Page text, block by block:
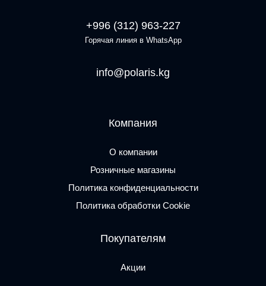
+996 (312) 963-227
Горячая линия в WhatsApp
info@polaris.kg
Компания
О компании
Розничные магазины
Политика конфиденциальности
Политика обработки Cookie
Покупателям
Акции